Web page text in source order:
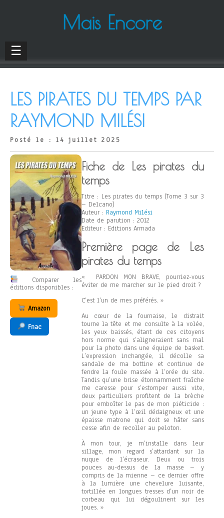
Mais Encore
☰
LES PIRATES DU TEMPS PAR
RAYMOND MILÉSI
Posté le : 14 juillet 2025
Comparer les
éditions disponibles :
Amazon
Fnac
Fiche de Les pirates du
temps
Titre : Les pirates du temps (Tome 3 sur 3
– Delcano)
Auteur : Raymond Milési
Date de parution : 2012
Editeur : Editions Armada
Première page de Les
pirates du temps
« PARDON MON BRAVE, pourriez-vous
éviter de me marcher sur le pied droit ?
C’est l’un de mes préférés. »
Au cœur de la fournaise, le distrait
tourne la tête et me consulte à la volée,
les yeux baissés, étant de ces citoyens
hors norme qui s’aligneraient sans mal
pour la photo dans une équipe de basket.
L’expression inchangée, il décolle sa
sandale de ma bottine et continue de
fendre la foule massée à l’orée du site.
Tandis qu’une brise étonnamment fraîche
me caresse pour s’estomper aussi vite,
deux particuliers profitent de la brèche
pour emboîter le pas de mon piéticide :
un jeune type à l’œil dédaigneux et une
épaisse matrone qui doit se hâter sans
cesse afin de recoller au peloton.
À mon tour, je m’installe dans leur
sillage, mon regard s’attardant sur la
nuque de l’écraseur. Deux ou trois
pouces au-dessus de la masse – y
compris de la mienne – ce dernier offre
à la lumière une chevelure luisante,
tortillée en longues tresses d’un noir de
corbeau qui lui dégoulinent sur les
joues. »